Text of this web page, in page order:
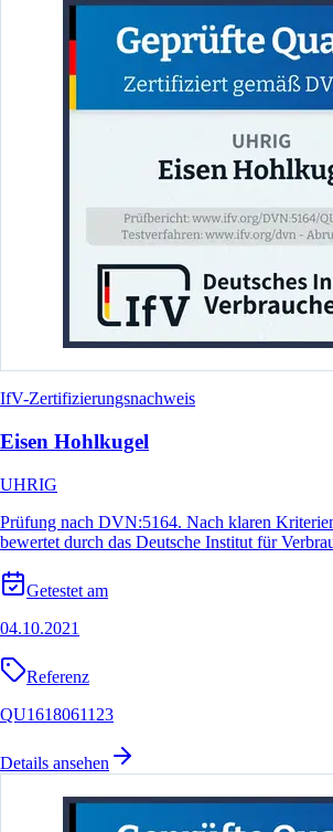
IfV-Zertifizierungsnachweis
Eisen Hohlkugel
UHRIG
Prüfung nach DVN:5164. Nach klaren
bewertet durch das Deutsche Institut für
Getestet am
04.10.2021
Referenz
QU1618061123
Details ansehen